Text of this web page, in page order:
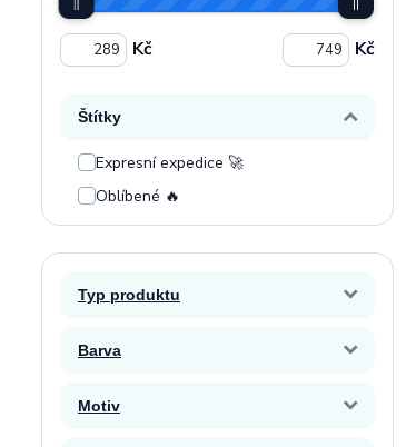
Kč Kč
Štítky
Expresní expedice 🚀
Oblíbené 🔥
Typ produktu
Barva
Motiv